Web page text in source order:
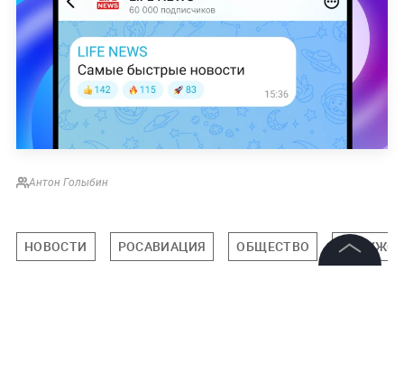
Антон Голыбин
НОВОСТИ РОСАВИАЦИЯ ОБЩЕСТВО